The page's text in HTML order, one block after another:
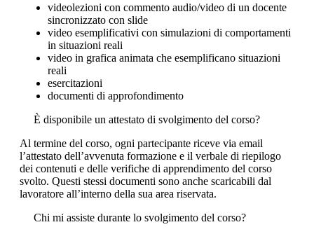
videolezioni con commento audio/video di un docente
sincronizzato con slide
video esemplificativi con simulazioni di comportamenti
in situazioni reali
video in grafica animata che esemplificano situazioni
reali
esercitazioni
documenti di approfondimento
È disponibile un attestato di svolgimento del corso?
Al termine del corso, ogni partecipante riceve via email
l’attestato dell’avvenuta formazione e il verbale di riepilogo
dei contenuti e delle verifiche di apprendimento del corso
svolto. Questi stessi documenti sono anche scaricabili dal
lavoratore all’interno della sua area riservata.
Chi mi assiste durante lo svolgimento del corso?